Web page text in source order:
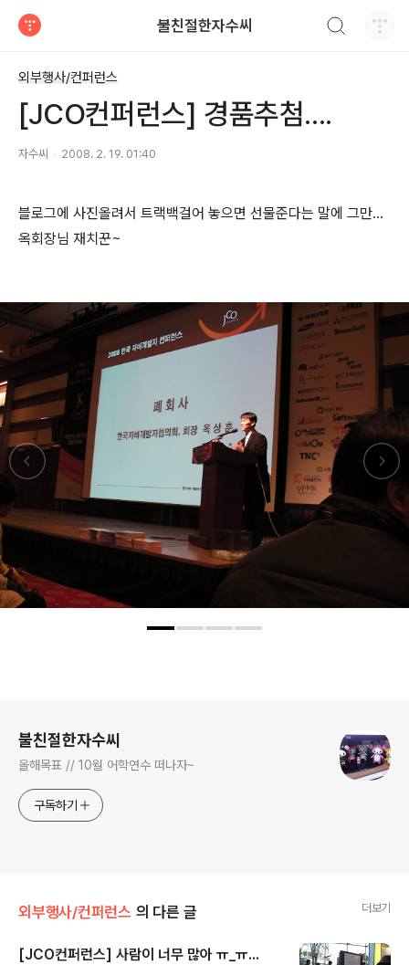
불친절한자수씨
외부행사/컨퍼런스
[JCO컨퍼런스] 경품추첨....
자수씨 2008. 2. 19. 01:40
블로그에 사진올려서 트랙백걸어 놓으면 선물준다는 말에 그만...
옥회장님 재치꾼~
불친절한자수씨
올해목표 // 10월 어학연수 떠나자~
구독하기
외부행사/컨퍼런스 의 다른 글 더보기
[JCO컨퍼런스] 사람이 너무 많아 ㅠ_ㅠ...